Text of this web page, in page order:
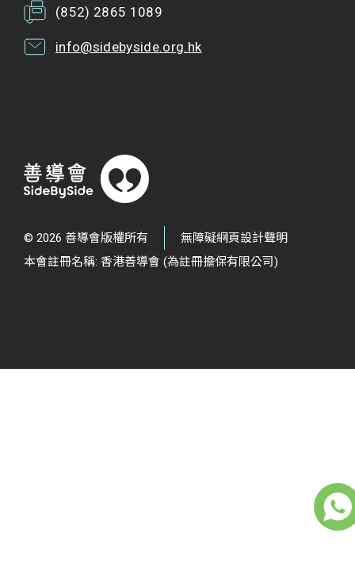
(852) 2865 1089
info@sidebyside.org.hk
© 2026 善導會版權所有
無障礙網頁設計聲明
本會註冊名稱: 香港善導會 (為註冊擔保有限公司)